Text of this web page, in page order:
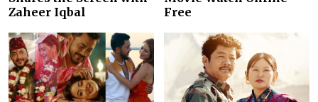
Zaheer Iqbal
Free